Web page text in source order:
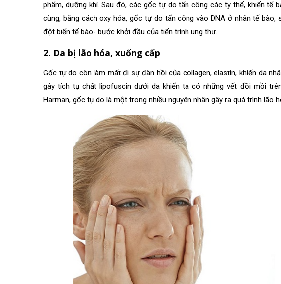
phẩm, dưỡng khí. Sau đó, các gốc tự do tấn công các ty thể, khiến tế
cùng, bằng cách oxy hóa, gốc tự do tấn công vào DNA ở nhân tế
đột biến tế bào- bước khởi đầu của tiến trình ung thư.
2. Da bị lão hóa, xuống cấp
Gốc tự do còn làm mất đi sự đàn hồi của collagen, elastin, khiến da
gây tích tụ chất lipofuscin dưới da khiến ta có những vết đồi mồi
Harman, gốc tự do là một trong nhiều nguyên nhân gây ra quá trình lão